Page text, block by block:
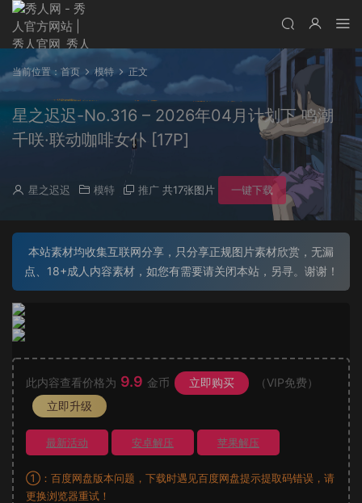
当前位置： 首页 模特 正文
星之迟迟-No.316 – 2026年04月计划下 鸣潮
千咲·联动咖啡女仆 [17P]
星之迟迟 模特 推广 共17张图片 一键下载
本站素材均收集互联网分享，只分享正规图片素材欣赏，无漏
点、18+成人内容素材，如您有需要请关闭本站，另寻。谢谢！
此内容查看价格为 9.9 金币 立即购买
（VIP免费）
立即升级
最新活动 安卓解压 苹果解压
①：百度网盘版本问题，下载时遇见百度网盘提示提取码错误，请
更换浏览器重试！